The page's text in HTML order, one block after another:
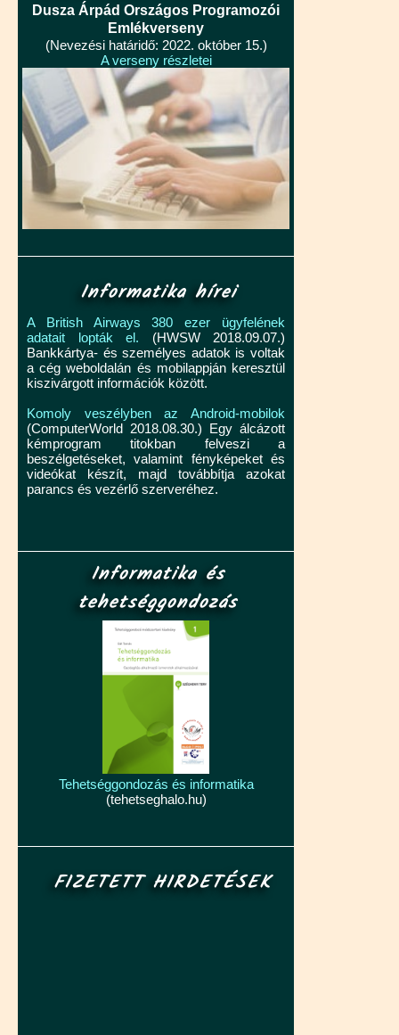
Dusza Árpád Országos Programozói
Emlékverseny
(Nevezési határidő: 2022. október 15.)
A verseny részletei
Informatika hírei
A British Airways 380 ezer ügyfelének
adatait lopták el. (HWSW 2018.09.07.)
Bankkártya- és személyes adatok is voltak
a cég weboldalán és mobilappján keresztül
kiszivárgott információk között.
Komoly veszélyben az Android-mobilok
(ComputerWorld 2018.08.30.) Egy álcázott
kémprogram titokban felveszi a
beszélgetéseket, valamint fényképeket és
videókat készít, majd továbbítja azokat
parancs és vezérlő szerveréhez.
Informatika és
tehetséggondozás
Tehetséggondozás és informatika
(tehetseghalo.hu)
FIZETETT HIRDETÉSEK